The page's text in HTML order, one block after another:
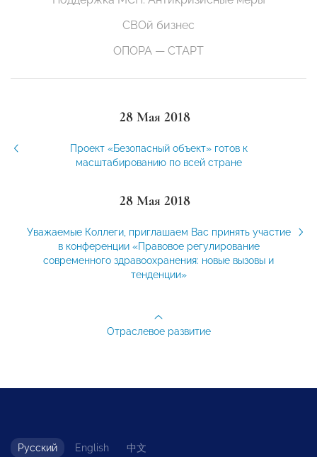
СВОй бизнес
ОПОРА — СТАРТ
28 Мая 2018
Проект «Безопасный объект» готов к
масштабированию по всей стране
28 Мая 2018
Уважаемые Коллеги, приглашаем Вас принять участие
в конференции «Правовое регулирование
современного здравоохранения: новые вызовы и
тенденции»
Отраслевое развитие
Русский English 中文